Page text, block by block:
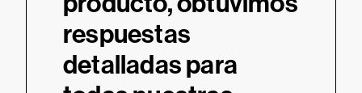
respuestas
detalladas para